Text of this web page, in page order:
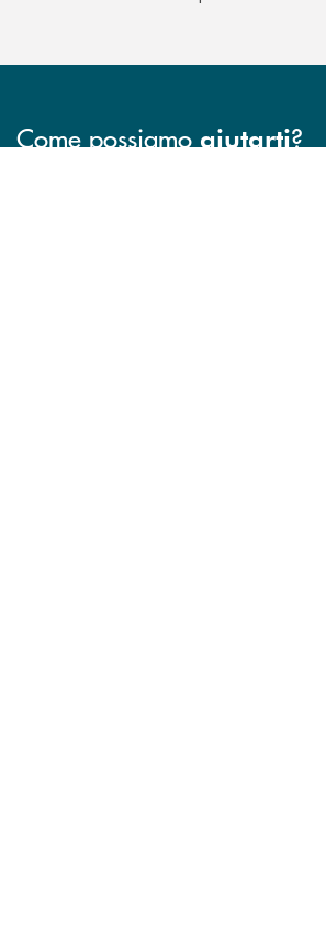
Come possiamo aiutarti?